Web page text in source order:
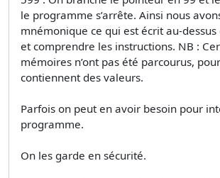
le programme s’arrête. Ainsi nous
mnémonique ce qui est écrit au-dessus
et comprendre les instructions. NB :
mémoires n’ont pas été parcourus,
contiennent des valeurs.
Parfois on peut en avoir besoin pour
programme.
On les garde en sécurité.